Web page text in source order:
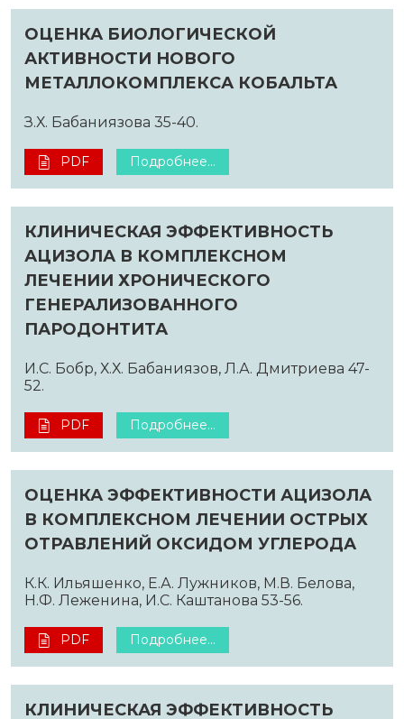
ОЦЕНКА БИОЛОГИЧЕСКОЙ
АКТИВНОСТИ НОВОГО
МЕТАЛЛОКОМПЛЕКСА КОБАЛЬТА
З.Х. Бабаниязова 35-40.
PDF Подробнее...
КЛИНИЧЕСКАЯ ЭФФЕКТИВНОСТЬ
АЦИЗОЛА В КОМПЛЕКСНОМ
ЛЕЧЕНИИ ХРОНИЧЕСКОГО
ГЕНЕРАЛИЗОВАННОГО
ПАРОДОНТИТА
И.С. Бобр, Х.Х. Бабаниязов, Л.А. Дмитриева 47-
52.
PDF Подробнее...
ОЦЕНКА ЭФФЕКТИВНОСТИ АЦИЗОЛА
В КОМПЛЕКСНОМ ЛЕЧЕНИИ ОСТРЫХ
ОТРАВЛЕНИЙ ОКСИДОМ УГЛЕРОДА
К.К. Ильяшенко, Е.А. Лужников, М.В. Белова,
Н.Ф. Леженина, И.С. Каштанова 53-56.
PDF Подробнее...
КЛИНИЧЕСКАЯ ЭФФЕКТИВНОСТЬ